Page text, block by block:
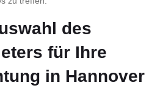
des
für Ihre
in Hannover